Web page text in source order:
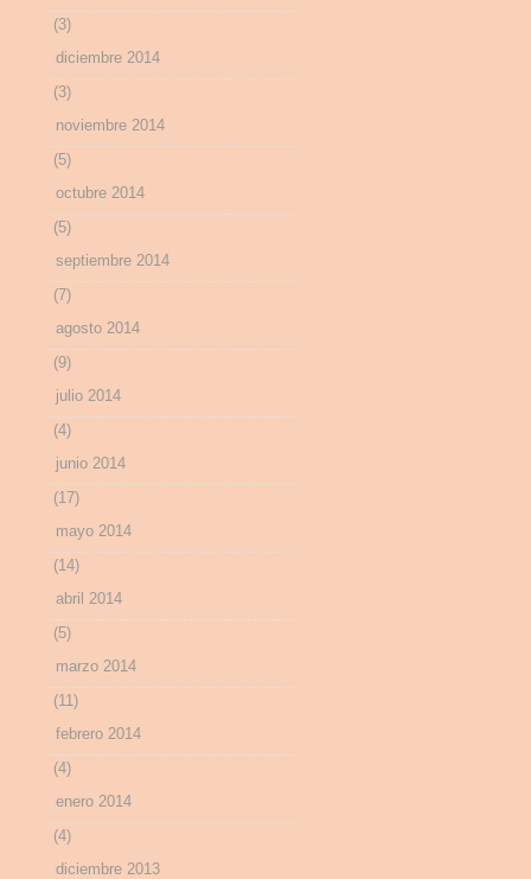
(3)
diciembre 2014
(3)
noviembre 2014
(5)
octubre 2014
(5)
septiembre 2014
(7)
agosto 2014
(9)
julio 2014
(4)
junio 2014
(17)
mayo 2014
(14)
abril 2014
(5)
marzo 2014
(11)
febrero 2014
(4)
enero 2014
(4)
diciembre 2013